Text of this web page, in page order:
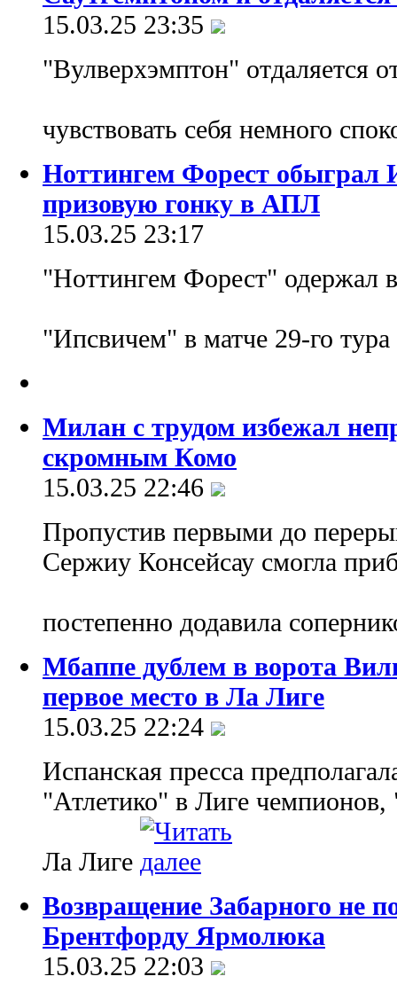
15.03.25 23:35
"Вулверхэмптон" отдаляется
чувствовать себя немного
Ноттингем Форест обыграл
призовую гонку в АПЛ
15.03.25 23:17
"Ноттингем Форест" одержал
"Ипсвичем" в матче 29-го
Милан с трудом избежал
скромным Комо
15.03.25 22:46
Пропустив первыми до
Сержиу Консейсау смогла
постепенно додавила
Мбаппе дублем в ворота
первое место в Ла Лиге
15.03.25 22:24
Испанская пресса
"Атлетико" в Лиге
Ла Лиге
Возвращение Забарного не
Брентфорду Ярмолюка
15.03.25 22:03